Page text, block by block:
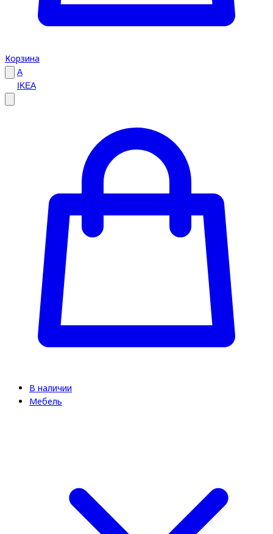
Корзина
A
IKEA
В наличии
Мебель